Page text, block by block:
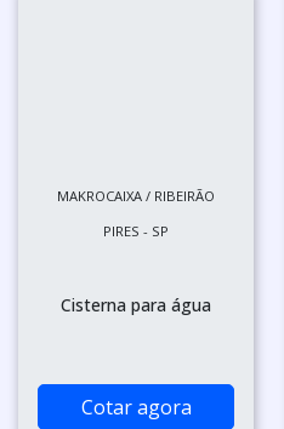
MAKROCAIXA / RIBEIRÃO
PIRES - SP
Cisterna para água
Cotar agora